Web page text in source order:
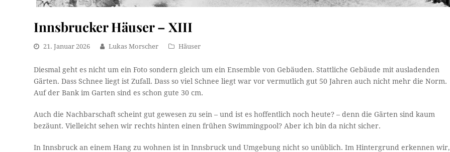
Innsbrucker Häuser – XIII
21. Januar 2026 Lukas Morscher Häuser
Diesmal geht es nicht um ein Foto sondern gleich um ein Ensemble von Gebäuden. Stattliche Gebäude mit ausladenden
Gärten. Dass Schnee liegt ist Zufall. Dass so viel Schnee liegt war vor vermutlich gut 50 Jahren auch nicht mehr die Norm.
Auf der Bank im Garten sind es schon gute 30 cm.
Auch die Nachbarschaft scheint gut gewesen zu sein – und ist es hoffentlich noch heute? – denn die Gärten sind kaum
bezäunt. Vielleicht sehen wir rechts hinten einen frühen Swimmingpool? Aber ich bin da nicht sicher.
In Innsbruck an einem Hang zu wohnen ist in Innsbruck und Umgebung nicht so unüblich. Im Hintergrund erkennen wir,